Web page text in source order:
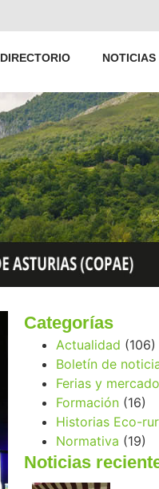
DIRECTORIO NOTICIAS
Categorías
Actualidad (106)
Boletín de
Ferias y
Formación (16)
Historias Eco-
Normativa (19)
Noticias